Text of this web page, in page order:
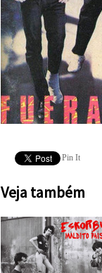
Pin It
Veja também